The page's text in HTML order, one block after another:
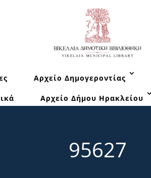
Αρχείο Δημογεροντίας
Αρχείο Δήμου Ηρακλείου
95627